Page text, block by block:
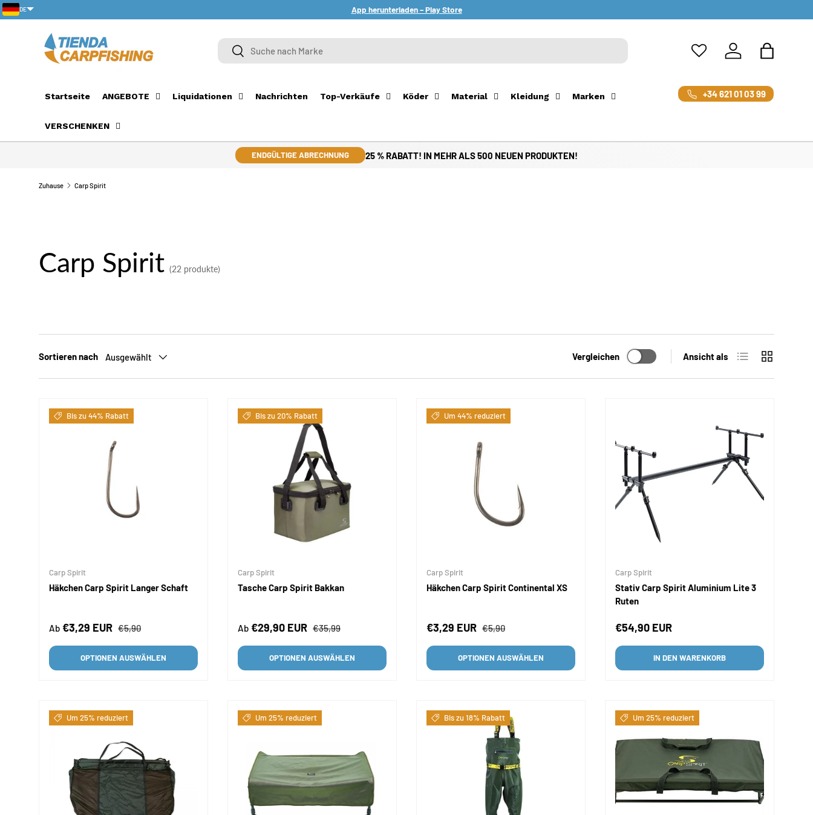
DIREKT ZUM INHALT
App herunterladen – Play Store
Suchen
Suchen
Einloggen
Startseite ANGEBOTE Liquidationen Nachrichten Top-Verkäufe Köder Material Kleidung Marken
VERSCHENKEN
+34 621 01 03 99
ENDGÜLTIGE ABRECHNUNG 25 % RABATT! IN MEHR ALS 500 NEUEN PRODUKTEN!
Zuhause Carp Spirit
Carp Spirit (22 produkte)
Sortieren nach Ausgewählt Vergleichen Ansicht als Produktliste
Bis zu 44% Rabatt
Carp Spirit
Häkchen Carp Spirit Langer Schaft
Verkaufspreis
Ab €3,29 EUR Normaler Preis
€5,90
OPTIONEN AUSWÄHLEN
Bis zu 20% Rabatt
Carp Spirit
Tasche Carp Spirit Bakkan
Verkaufspreis
Ab €29,90 EUR Normaler Preis
€35,99
OPTIONEN AUSWÄHLEN
Um 44% reduziert
Carp Spirit
Häkchen Carp Spirit Continental XS
Verkaufspreis
€3,29 EUR Normaler Preis
€5,90
OPTIONEN AUSWÄHLEN
Carp Spirit
Stativ Carp Spirit Aluminium Lite 3
Ruten
Normaler Preis
€54,90 EUR
IN DEN WARENKORB
Um 25% reduziert Um 25% reduziert Bis zu 18% Rabatt Um 25% reduziert
DE